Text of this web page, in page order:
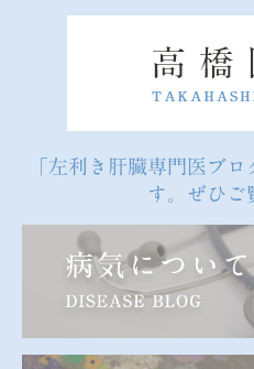
「左利き肝臓専門医ブ
す。ぜひご